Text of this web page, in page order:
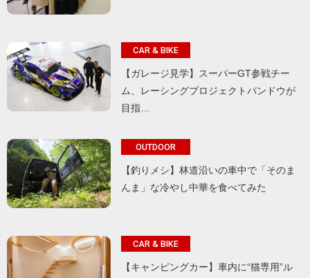
CAR & BIKE
【ガレージ見学】スーパーGT参戦チー
ム、レーシングプロジェクトバンドウが
目指…
OUTDOOR
【釣りメシ】林道沿いの車中で「そのま
んま」な冷やし中華を食べてみた
CAR & BIKE
【キャンピングカー】車内に“猫専用”ル